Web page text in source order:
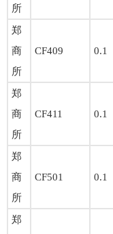
所
郑
商
所
CF409 0.1
郑
商
所
CF411 0.1
郑
商
所
CF501 0.1
郑